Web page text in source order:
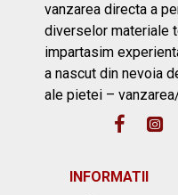
vanzarea directa a
diverselor materiale
impartasim
a nascut din nevoia
ale pietei –
INFORMATII